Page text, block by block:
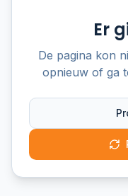
Er
De pagina kon
opnieuw of ga